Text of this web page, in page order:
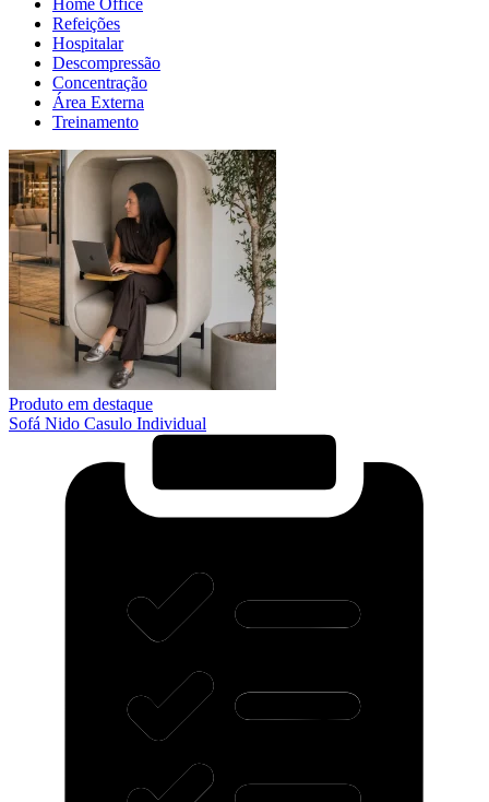
Home Office
Refeições
Hospitalar
Descompressão
Concentração
Área Externa
Treinamento
Produto em destaque
Sofá Nido Casulo Individual